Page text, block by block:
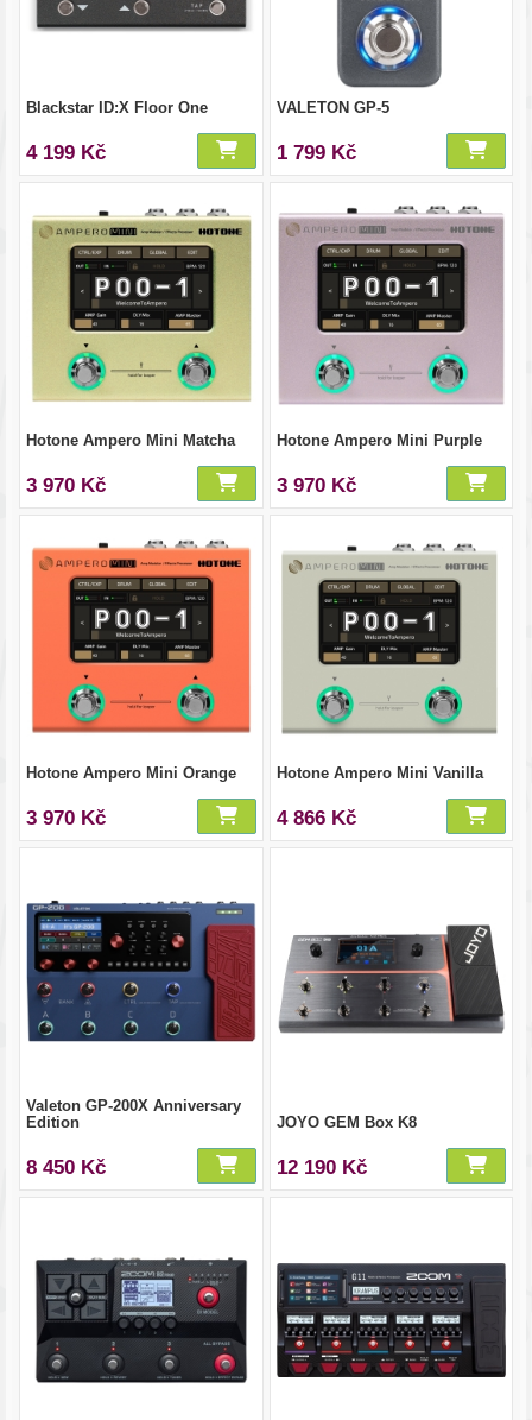
Blackstar ID:X Floor One
4 199 Kč
VALETON GP-5
1 799 Kč
Hotone Ampero Mini Matcha
3 970 Kč
Hotone Ampero Mini Purple
3 970 Kč
Hotone Ampero Mini Orange
3 970 Kč
Hotone Ampero Mini Vanilla
4 866 Kč
Valeton GP-200X Anniversary
Edition
8 450 Kč
JOYO GEM Box K8
12 190 Kč